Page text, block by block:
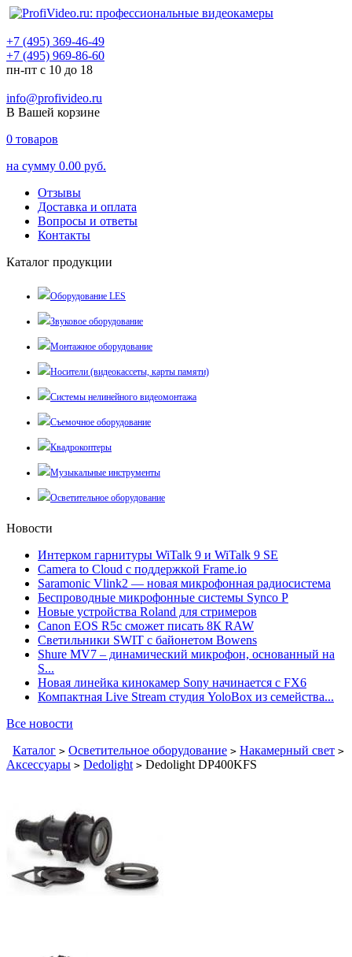
+7 (495) 369-46-49
+7 (495) 969-86-60
пн-пт с 10 до 18
info@profivideo.ru
В Вашей корзине
0 товаров
на сумму 0.00 руб.
Отзывы
Доставка и оплата
Вопросы и ответы
Контакты
Каталог продукции
Оборудование LES
Звуковое оборудование
Монтажное оборудование
Носители (видеокассеты, карты памяти)
Системы нелинейного видеомонтажа
Съемочное оборудование
Квадрокоптеры
Музыкальные инструменты
Осветительное оборудование
Новости
Интерком гарнитуры WiTalk 9 и WiTalk 9 SE
Camera to Cloud с поддержкой Frame.io
Saramonic Vlink2 — новая микрофонная радиосистема
Беспроводные микрофонные системы Synco P
Новые устройства Roland для стримеров
Canon EOS R5c сможет писать 8К RAW
Светильники SWIT с байонетом Bowens
Shure MV7 – динамический микрофон, основанный на
S...
Новая линейка кинокамер Sony начинается с FX6
Компактная Live Stream студия YoloBox из семейства...
Все новости
Каталог > Осветительное оборудование > Накамерный свет >
Аксессуары > Dedolight > Dedolight DP400KFS